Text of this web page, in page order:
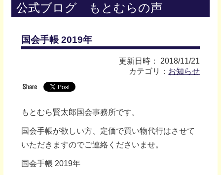
公式ブログ もとむらの声
国会手帳 2019年
更新日時： 2018/11/21
カテゴリ： お知らせ
もとむら賢太郎国会事務所です。
国会手帳が欲しい方、定価で買い物代行はさせて
いただきますのでご連絡くださいませ。
国会手帳 2019年